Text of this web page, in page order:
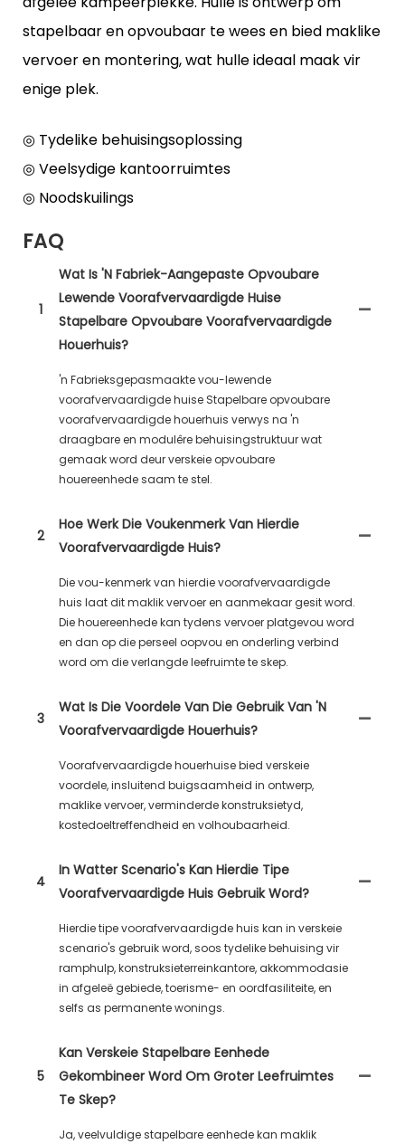
stapelbaar en opvoubaar te wees en bied maklike
vervoer en montering, wat hulle ideaal maak vir
enige plek.
◎ Tydelike behuisingsoplossing
◎ Veelsydige kantoorruimtes
◎ Noodskuilings
FAQ
1
Wat Is 'n Fabriek-Aangepaste Opvoubare
Lewende Voorafvervaardigde Huise
Stapelbare Opvoubare Voorafvervaardigde
Houerhuis?
'n Fabrieksgepasmaakte vou-lewende
voorafvervaardigde huise Stapelbare opvoubare
voorafvervaardigde houerhuis verwys na 'n
draagbare en modulêre behuisingstruktuur wat
gemaak word deur verskeie opvoubare
houereenhede saam te stel.
2
Hoe Werk Die Voukenmerk Van Hierdie
Voorafvervaardigde Huis?
Die vou-kenmerk van hierdie voorafvervaardigde
huis laat dit maklik vervoer en aanmekaar gesit word.
Die houereenhede kan tydens vervoer platgevou word
en dan op die perseel oopvou en onderling verbind
word om die verlangde leefruimte te skep.
3
Wat Is Die Voordele Van Die Gebruik Van 'n
Voorafvervaardigde Houerhuis?
Voorafvervaardigde houerhuise bied verskeie
voordele, insluitend buigsaamheid in ontwerp,
maklike vervoer, verminderde konstruksietyd,
kostedoeltreffendheid en volhoubaarheid.
4
In Watter Scenario's Kan Hierdie Tipe
Voorafvervaardigde Huis Gebruik Word?
Hierdie tipe voorafvervaardigde huis kan in verskeie
scenario's gebruik word, soos tydelike behuising vir
ramphulp, konstruksieterreinkantore, akkommodasie
in afgeleë gebiede, toerisme- en oordfasiliteite, en
selfs as permanente wonings.
5
Kan Verskeie Stapelbare Eenhede
Gekombineer Word Om Groter Leefruimtes
Te Skep?
Ja, veelvuldige stapelbare eenhede kan maklik